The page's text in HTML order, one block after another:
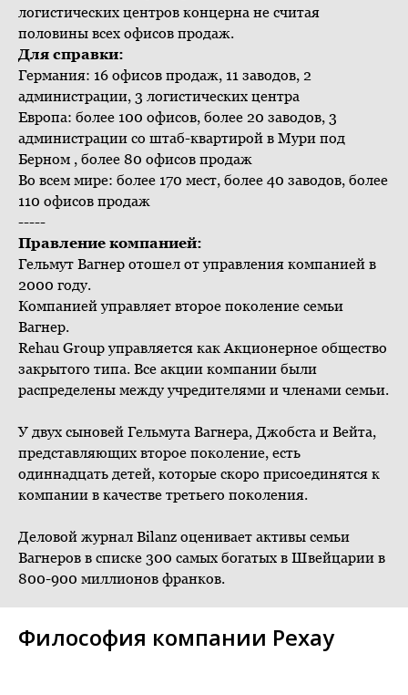
логистических центров концерна не считая
половины всех офисов продаж.
Для справки:
Германия: 16 офисов продаж, 11 заводов, 2
администрации, 3 логистических центра
Европа: более 100 офисов, более 20 заводов, 3
администрации со штаб-квартирой в Мури под
Берном , более 80 офисов продаж
Во всем мире: более 170 мест, более 40 заводов, более
110 офисов продаж
-----
Правление компанией:
Гельмут Вагнер отошел от управления компанией в
2000 году.
Компанией управляет второе поколение семьи
Вагнер.
Rehau Group управляется как Акционерное общество
закрытого типа. Все акции компании были
распределены между учредителями и членами семьи.
У двух сыновей Гельмута Вагнера, Джобста и Вейта,
представляющих второе поколение, есть
одиннадцать детей, которые скоро присоединятся к
компании в качестве третьего поколения.
Деловой журнал Bilanz оценивает активы семьи
Вагнеров в списке 300 самых богатых в Швейцарии в
800-900 миллионов франков.
Философия компании Рехау